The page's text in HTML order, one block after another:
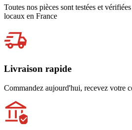
Toutes nos pièces sont testées et
locaux en France
Livraison rapide
Commandez aujourd'hui, recevez votre